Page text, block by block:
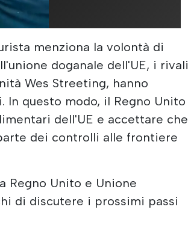
menziona la volontà di
doganale dell'UE, i rivali
Wes Streeting, hanno
questo modo, il Regno Unito
dell'UE e accettare che
dei controlli alle frontiere
Regno Unito e Unione
di discutere i prossimi passi